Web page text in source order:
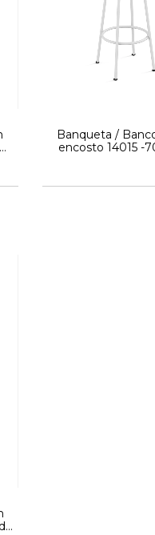
Banqueta /
encosto 14015 -